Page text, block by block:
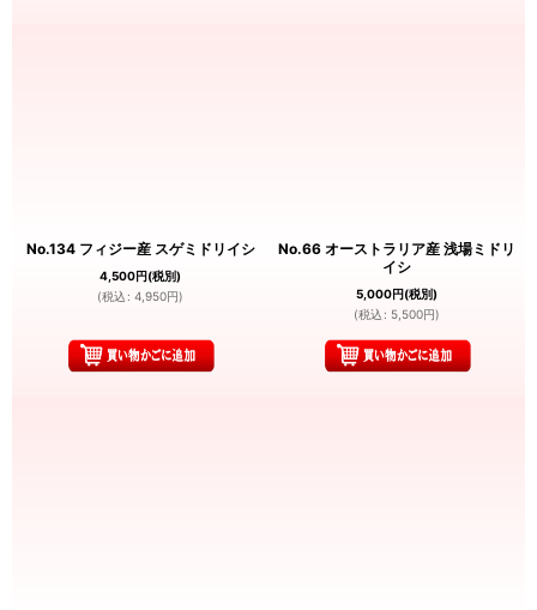
No.134 フィジー産 スゲミドリイシ
4,500円(税別)
(税込 : 4,950円)
No.66 オーストラリア産 浅場ミドリ
イシ
5,000円(税別)
(税込 : 5,500円)